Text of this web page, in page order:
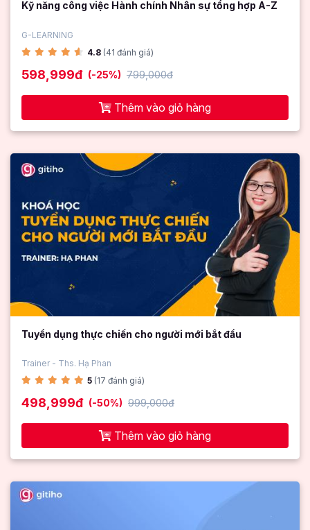
Kỹ năng công việc Hành chính Nhân sự tổng hợp A-Z
G-LEARNING
4.8 (41 đánh giá)
598,999đ (-25%) 799,000đ
Thêm vào giỏ hàng
Tuyển dụng thực chiến cho người mới bắt đầu
Trainer - Ths. Hạ Phan
5 (17 đánh giá)
498,999đ (-50%) 999,000đ
Thêm vào giỏ hàng